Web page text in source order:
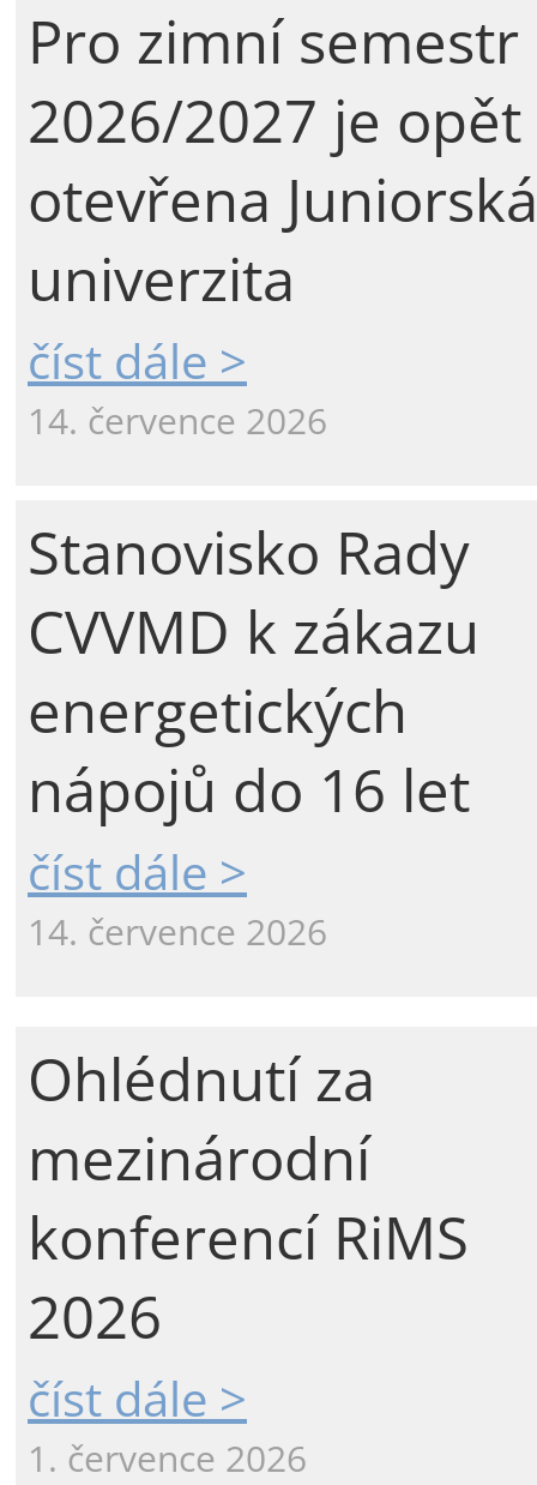
Pro zimní semestr
2026/2027 je opět
otevřena Juniorská
univerzita
číst dále >
14. července 2026
Stanovisko Rady
CVVMD k zákazu
energetických
nápojů do 16 let
číst dále >
14. července 2026
Ohlédnutí za
mezinárodní
konferencí RiMS
2026
číst dále >
1. července 2026